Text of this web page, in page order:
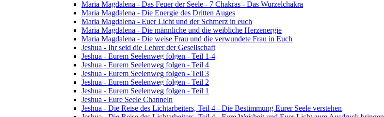
Maria Magdalena - Das Feuer der Seele - 7 Chakras - Das Wurzelchakra
Maria Magdalena - Die Energie des Dritten Auges
Maria Magdalena - Euer Licht und der Schmerz in euch
Maria Magdalena - Die männliche und die weibliche Herzenergie
Maria Magdalena - Die weise Frau und die verwundete Frau in Euch
Jeshua - Ihr seid die Lehrer der Gesellschaft
Jeshua - Eurem Seelenweg folgen - Teil 1-4
Jeshua - Eurem Seelenweg folgen - Teil 4
Jeshua - Eurem Seelenweg folgen - Teil 3
Jeshua - Eurem Seelenweg folgen - Teil 2
Jeshua - Eurem Seelenweg folgen - Teil 1
Jeshua - Eure Seele Channeln
Jeshua - Die Reise des Lichtarbeiters, Teil 4 - Die Bestimmung Eurer Seele verstehen